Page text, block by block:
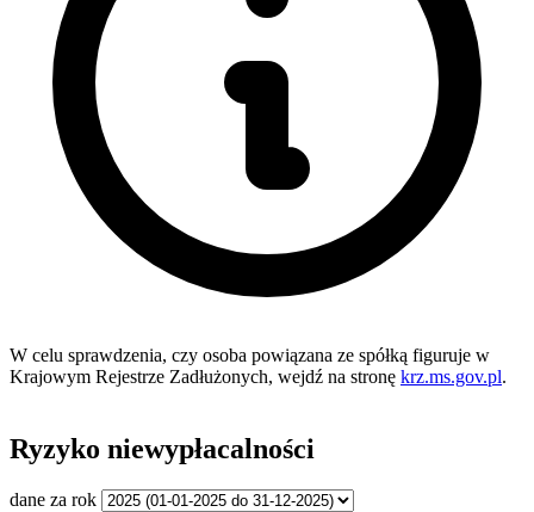
W celu sprawdzenia, czy osoba powiązana ze spółką figuruje w
Krajowym Rejestrze Zadłużonych, wejdź na stronę krz.ms.gov.pl.
Ryzyko niewypłacalności
dane za rok